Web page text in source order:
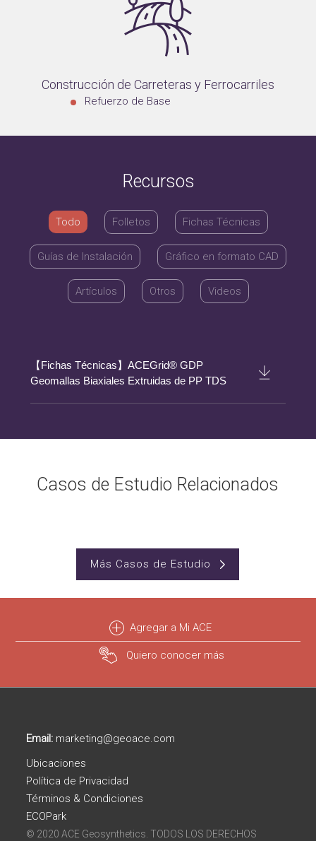
Construcción de Carreteras y Ferrocarriles
Refuerzo de Base
Recursos
Todo Folletos Fichas Técnicas
Guías de Instalación Gráfico en formato CAD
Artículos Otros Videos
【Fichas Técnicas】ACEGrid® GDP
Geomallas Biaxiales Extruidas de PP TDS
Casos de Estudio Relacionados
Más Casos de Estudio
Agregar a Mi ACE
Quiero conocer más
Email: marketing@geoace.com
Ubicaciones
Política de Privacidad
Términos & Condiciones
ECOPark
© 2020 ACE Geosynthetics. TODOS LOS DERECHOS